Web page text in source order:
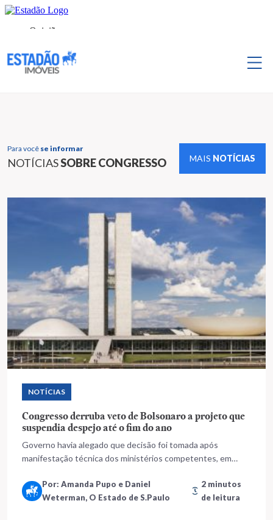
Para você se informar
NOTÍCIASSOBRE CONGRESSO MAIS NOTÍCIAS
NOTÍCIAS
Congresso derruba veto de Bolsonaro a projeto que
suspendia despejo até o fim do ano
Governo havia alegado que decisão foi tomada após
manifestação técnica dos ministérios competentes, em
Por: Amanda Pupo e Daniel
Weterman, O Estado de S.Paulo
2 minutos
de leitura